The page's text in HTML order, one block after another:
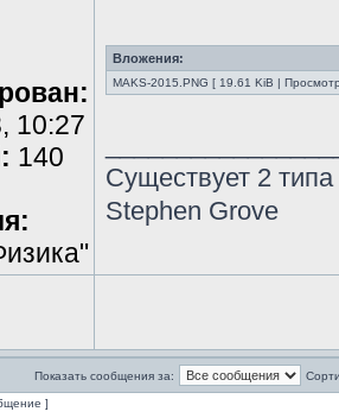
10:27
140
Вложения:
MAKS-2015.PNG [ 19.61 KiB |
Существует 2
Stephen Grove
Показать сообщения за:
]